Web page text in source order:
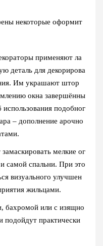
некоторые оформит
применяют ла
деталь для декорирова
Им украшают штор
окна завершённы
подобног
– дополнение арочно
мелкие ог
самой спальни. При это
визуального улучшен
жильцами.
бахромой или с изящно
практически